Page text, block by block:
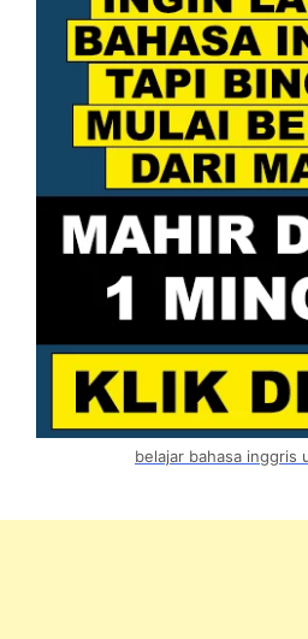
belajar bahasa inggris